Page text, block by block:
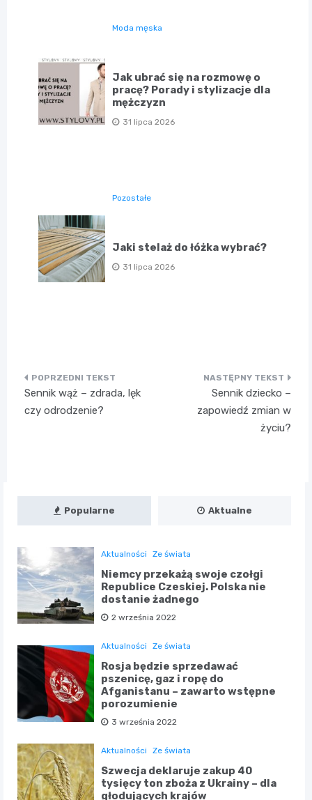
Moda męska
Jak ubrać się na rozmowę o
pracę? Porady i stylizacje dla
mężczyzn
31 lipca 2026
Pozostałe
Jaki stelaż do łóżka wybrać?
31 lipca 2026
Nawigacja
wpisu
Sennik wąż – zdrada, lęk
czy odrodzenie?
Sennik dziecko –
zapowiedź zmian w
życiu?
Popularne Aktualne
Aktualności Ze świata
Niemcy przekażą swoje czołgi
Republice Czeskiej. Polska nie
dostanie żadnego
2 września 2022
Aktualności Ze świata
Rosja będzie sprzedawać
pszenicę, gaz i ropę do
Afganistanu – zawarto wstępne
porozumienie
3 września 2022
Aktualności Ze świata
Szwecja deklaruje zakup 40
tysięcy ton zboża z Ukrainy – dla
głodujących krajów